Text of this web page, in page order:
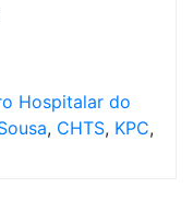
Hospitalar do
, CHTS, KPC,